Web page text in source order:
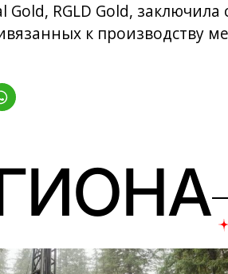
Gold, RGLD Gold,
к производству